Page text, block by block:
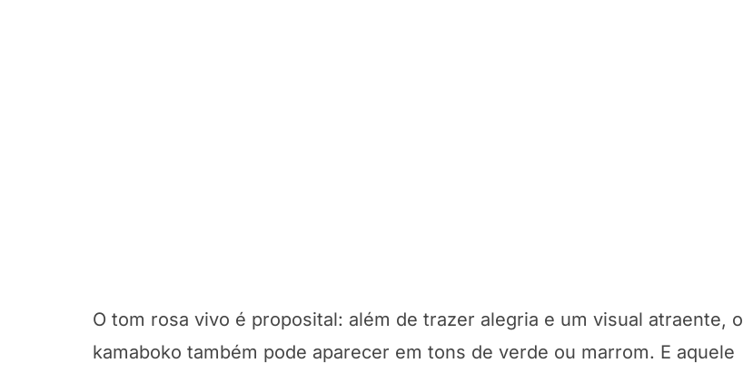
O tom rosa vivo é proposital: além de trazer alegria e um visual atraente, o
kamaboko também pode aparecer em tons de verde ou marrom. E aquele